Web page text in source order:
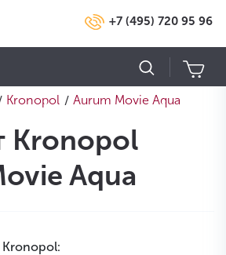
+7 (495) 720 95 96
Kronopol / Aurum Movie Aqua
Kronopol
Aqua